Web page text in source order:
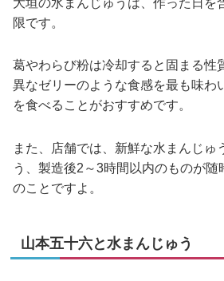
限です。
葛やわらび粉は冷却すると固まる性
異なゼリーのような食感を最も味わ
を食べることがおすすめです。
また、店舗では、新鮮な水まんじゅ
う、製造後2～3時間以内のものが随
のことですよ。
山本五十六と水まんじゅう